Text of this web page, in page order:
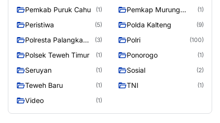
Raya
Pemkab Puruk Cahu (1)
Pemkap Murung
Raya
(1)
Peristiwa (5) Polda Kalteng (9)
Polresta Palangka
Raya
(3) Polri (100)
Polsek Teweh Timur (1) Ponorogo (1)
Seruyan (1) Sosial (2)
Teweh Baru (1) TNI (1)
Video (1)